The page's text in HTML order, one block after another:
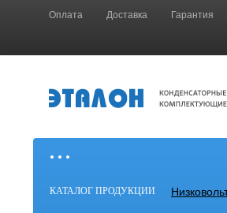
Оплата Доставка Гарантия
• • •
КАТАЛОГ ПРОДУКЦИИ